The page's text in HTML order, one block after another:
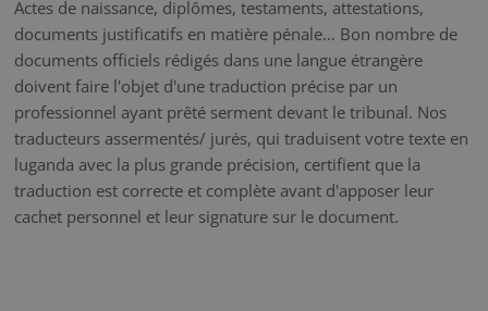
Actes de naissance, diplômes, testaments, attestations,
documents justificatifs en matière pénale… Bon nombre de
documents officiels rédigés dans une langue étrangère
doivent faire l'objet d'une traduction précise par un
professionnel ayant prêté serment devant le tribunal. Nos
traducteurs assermentés/ jurés, qui traduisent votre texte en
luganda avec la plus grande précision, certifient que la
traduction est correcte et complète avant d'apposer leur
cachet personnel et leur signature sur le document.